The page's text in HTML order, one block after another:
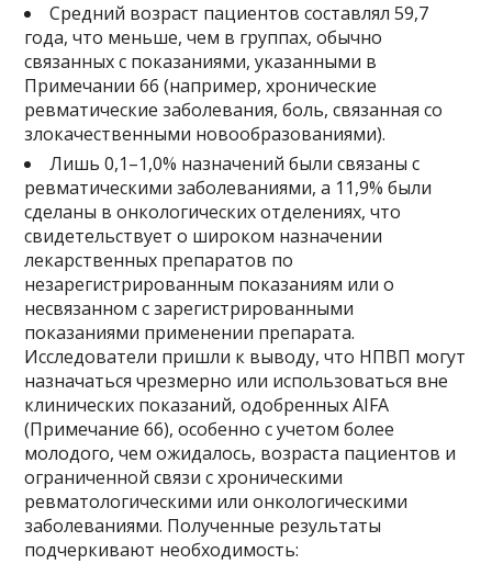
Средний возраст пациентов составлял 59,7
года, что меньше, чем в группах, обычно
связанных с показаниями, указанными в
Примечании 66 (например, хронические
ревматические заболевания, боль, связанная со
злокачественными новообразованиями).
Лишь 0,1–1,0% назначений были связаны с
ревматическими заболеваниями, а 11,9% были
сделаны в онкологических отделениях, что
свидетельствует о широком назначении
лекарственных препаратов по
незарегистрированным показаниям или о
несвязанном с зарегистрированными
показаниями применении препарата.
Исследователи пришли к выводу, что НПВП могут
назначаться чрезмерно или использоваться вне
клинических показаний, одобренных AIFA
(Примечание 66), особенно с учетом более
молодого, чем ожидалось, возраста пациентов и
ограниченной связи с хроническими
ревматологическими или онкологическими
заболеваниями. Полученные результаты
подчеркивают необходимость: